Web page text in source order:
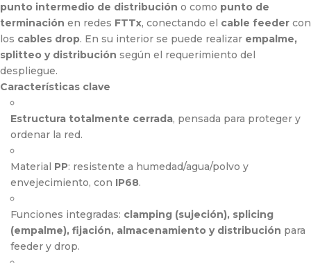
punto intermedio de distribución o como punto de
terminación en redes FTTx, conectando el cable feeder con
los cables drop. En su interior se puede realizar empalme,
splitteo y distribución según el requerimiento del
despliegue.
Características clave
Estructura totalmente cerrada, pensada para proteger y
ordenar la red.
Material PP: resistente a humedad/agua/polvo y
envejecimiento, con IP68.
Funciones integradas: clamping (sujeción), splicing
(empalme), fijación, almacenamiento y distribución para
feeder y drop.